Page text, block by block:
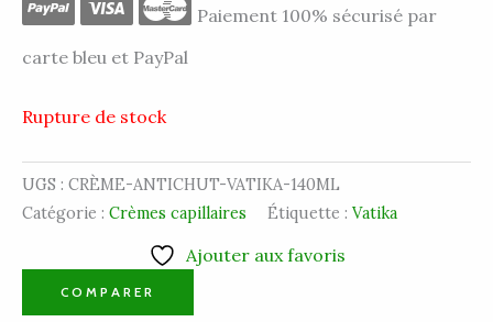
Paiement 100% sécurisé par
carte bleu et PayPal
Rupture de stock
UGS : CRÈME-ANTICHUT-VATIKA-140ML
Catégorie : Crèmes capillaires Étiquette : Vatika
Ajouter aux favoris
COMPARER